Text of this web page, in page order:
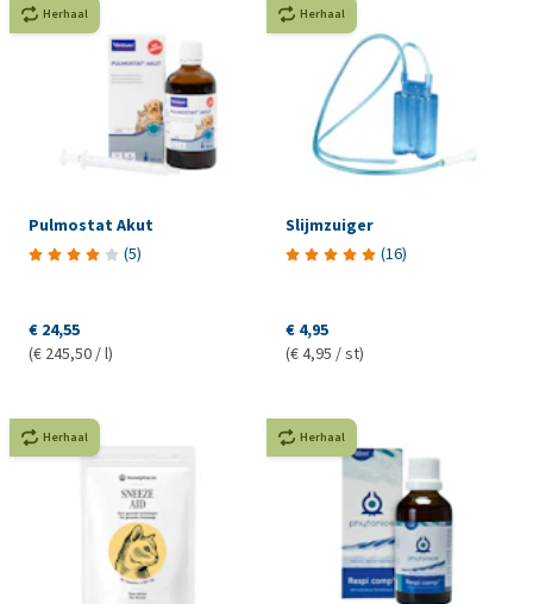
Herhaal
Pulmostat Akut
(5)
€ 24,55
(€ 245,50 / l)
Herhaal
Slijmzuiger
(16)
€ 4,95
(€ 4,95 / st)
Herhaal Herhaal